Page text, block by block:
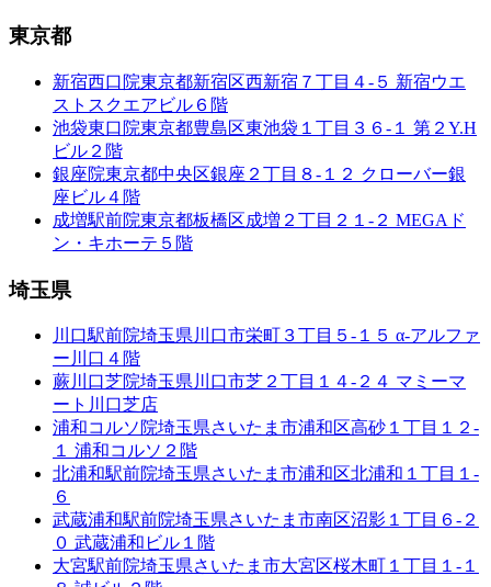
東京都
新宿西口院東京都新宿区西新宿７丁目４-５ 新宿ウエ
ストスクエアビル６階
池袋東口院東京都豊島区東池袋１丁目３６-１ 第２Y.H
ビル２階
銀座院東京都中央区銀座２丁目８-１２ クローバー銀
座ビル４階
成増駅前院東京都板橋区成増２丁目２１-２ MEGAド
ン・キホーテ５階
埼玉県
川口駅前院埼玉県川口市栄町３丁目５-１５ α-アルファ
ー川口４階
蕨川口芝院埼玉県川口市芝２丁目１４-２４ マミーマ
ート川口芝店
浦和コルソ院埼玉県さいたま市浦和区高砂１丁目１２-
１ 浦和コルソ２階
北浦和駅前院埼玉県さいたま市浦和区北浦和１丁目１-
６
武蔵浦和駅前院埼玉県さいたま市南区沼影１丁目６-２
０ 武蔵浦和ビル１階
大宮駅前院埼玉県さいたま市大宮区桜木町１丁目１-１